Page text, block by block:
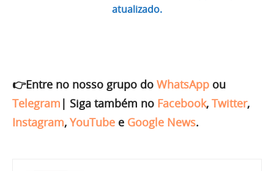
atualizado.
👉Entre no nosso grupo do WhatsApp ou
Telegram | Siga também no Facebook, Twitter,
Instagram, YouTube e Google News.